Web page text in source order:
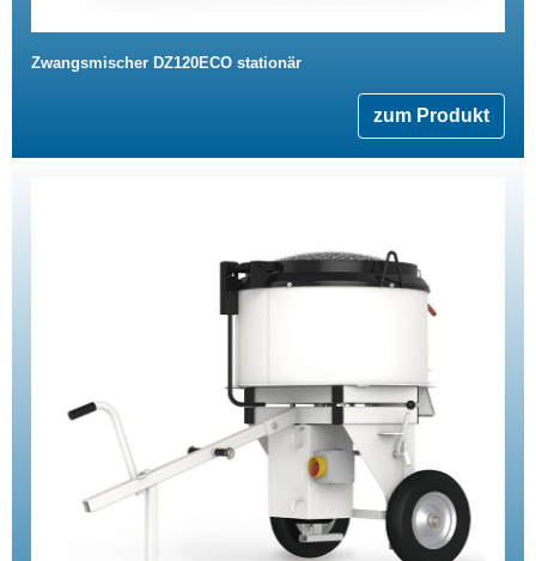
Zwangsmischer DZ120ECO stationär
zum Produkt